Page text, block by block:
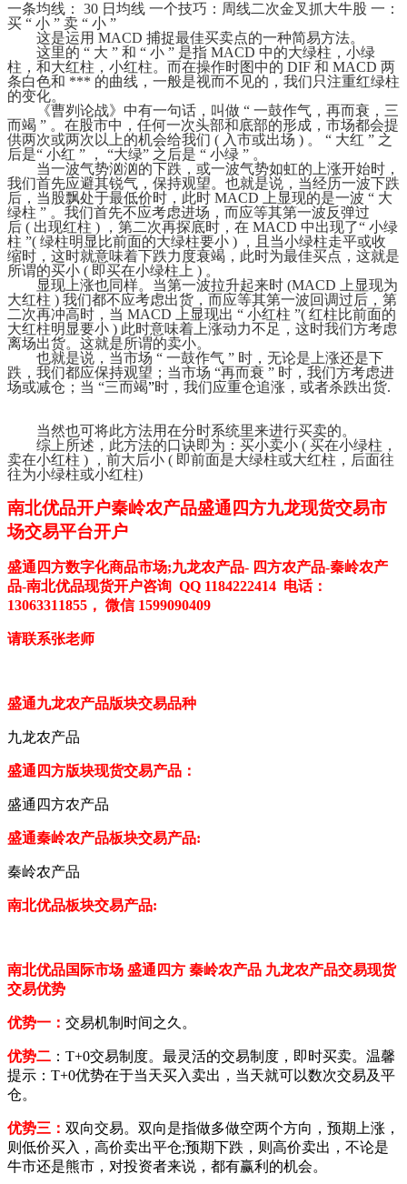
一条均线：
30 日均线 一个技巧：周线二次金叉抓大牛股 一：
买 “ 小 ” 卖 “ 小 ”
这是运用 MACD 捕捉最佳买卖点的一种简易方法。
这里的 “ 大 ” 和 “ 小 ” 是指 MACD 中的大绿柱，小绿
柱，和大红柱，小红柱。而在操作时图中的 DIF 和 MACD 两
条白色和 *** 的曲线，一般是视而不见的，我们只注重红绿柱
的变化。
《曹刿论战》中有一句话，叫做 “ 一鼓作气，再而衰，三
而竭 ” 。在股市中，任何一次头部和底部的形成，市场都会提
供两次或两次以上的机会给我们 ( 入市或出场 ) 。 “ 大红 ” 之
后是“ 小红 ” ，
“大绿” 之后是 “ 小绿 ” 。
当一波气势汹汹的下跌，或一波气势如虹的上涨开始时，
我们首先应避其锐气，保持观望。也就是说，当经历一波下跌
后，当股飘处于最低价时，此时 MACD 上显现的是一波 “ 大
绿柱 ” 。我们首先不应考虑进场，而应等其第一波反弹过
后 ( 出现红柱 ) ，第二次再探底时，在 MACD 中出现了“ 小绿
柱 ”( 绿柱明显比前面的大绿柱要小 ) ，且当小绿柱走平或收
缩时，这时就意味着下跌力度衰竭，此时为最佳买点，这就是
所谓的买小 ( 即买在小绿柱上 ) 。
显现上涨也同样。当第一波拉升起来时 (MACD 上显现为
大红柱 ) 我们都不应考虑出货，而应等其第一波回调过后，第
二次再冲高时，当 MACD 上显现出 “ 小红柱 ”( 红柱比前面的
大红柱明显要小 ) 此时意味着上涨动力不足，这时我们方考虑
离场出货。这就是所谓的卖小。
也就是说，当市场 “ 一鼓作气 ” 时，无论是上涨还是下
跌，我们都应保持观望；当市场 “再而衰 ” 时，我们方考虑进
场或减仓；当 “三而竭”时，我们应重仓追涨，或者杀跌出货.
当然也可将此方法用在分时系统里来进行买卖的。
综上所述，此方法的口诀即为：买小卖小 ( 买在小绿柱，
卖在小红柱 ) ，前大后小 ( 即前面是大绿柱或大红柱，后面往
往为小绿柱或小红柱)
南北优品开户秦岭农产品盛通四方九龙现货交易市
场交易平台开户
盛通四方数字化商品市场;九龙农产品- 四方农产品-秦岭农产
品-南北优品现货开户咨询 QQ 1184222414 电话：
13063311855， 微信 1599090409
请联系张老师
盛通九龙农产品版块交易品种
九龙农产品
盛通四方版块现货交易产品：
盛通四方农产品
盛通秦岭农产品板块交易产品:
秦岭农产品
南北优品板块交易产品:
南北优品国际市场 盛通四方 秦岭农产品 九龙农产品交易现货
交易优势
优势一： 交易机制时间之久。
优势二 ： T+0交易制度。最灵活的交易制度，即时买卖。温馨
提示：T+0优势在于当天买入卖出，当天就可以数次交易及平
仓。
优势三： 双向交易。双向是指做多做空两个方向，预期上涨，
则低价买入，高价卖出平仓;预期下跌，则高价卖出，不论是
牛市还是熊市，对投资者来说，都有赢利的机会。